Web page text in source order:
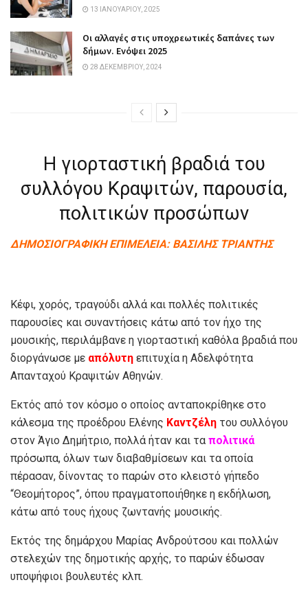
13 ΙΑΝΟΥΑΡΊΟΥ, 2025
Οι αλλαγές στις υποχρεωτικές δαπάνες των
δήμων. Ενόψει 2025
28 ΔΕΚΕΜΒΡΊΟΥ, 2024
Η γιορταστική βραδιά του
συλλόγου Κραψιτών, παρουσία,
πολιτικών προσώπων
ΔΗΜΟΣΙΟΓΡΑΦΙΚΗ ΕΠΙΜΕΛΕΙΑ: ΒΑΣΙΛΗΣ ΤΡΙΑΝΤΗΣ
Κέφι, χορός, τραγούδι αλλά και πολλές πολιτικές
παρουσίες και συναντήσεις κάτω από τον ήχο της
μουσικής, περιλάμβανε η γιορταστική καθόλα βραδιά που
διοργάνωσε με απόλυτη επιτυχία η Αδελφότητα
Απανταχού Κραψιτών Αθηνών.
Εκτός από τον κόσμο ο οποίος ανταποκρίθηκε στο
κάλεσμα της προέδρου Ελένης Καντζέλη του συλλόγου
στον Άγιο Δημήτριο, πολλά ήταν και τα πολιτικά
πρόσωπα, όλων των διαβαθμίσεων και τα οποία
πέρασαν, δίνοντας το παρών στο κλειστό γήπεδο
“Θεομήτορος”, όπου πραγματοποιήθηκε η εκδήλωση,
κάτω από τους ήχους ζωντανής μουσικής.
Εκτός της δημάρχου Μαρίας Ανδρούτσου και πολλών
στελεχών της δημοτικής αρχής, το παρών έδωσαν
υποψήφιοι βουλευτές κλπ.